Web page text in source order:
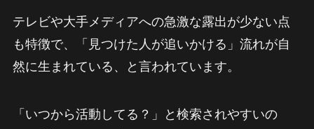
テレビや大手メディアへの急激な露出が少ない点
も特徴で、「見つけた人が追いかける」流れが自
然に生まれている、と言われています。
「いつから活動してる？」と検索されやすいの